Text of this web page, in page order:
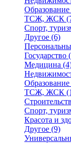
Образование
ТСЖ, ЖСК
Спорт,
Другое (6)
Государство
Медицина
Образование
ТСЖ, ЖСК
Спорт,
Красота и
Другое (9)